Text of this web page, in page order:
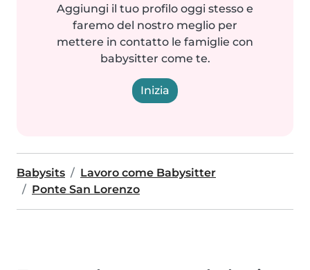
Aggiungi il tuo profilo oggi stesso e
faremo del nostro meglio per
mettere in contatto le famiglie con
babysitter come te.
Inizia
Babysits
Lavoro come Babysitter
Ponte San Lorenzo